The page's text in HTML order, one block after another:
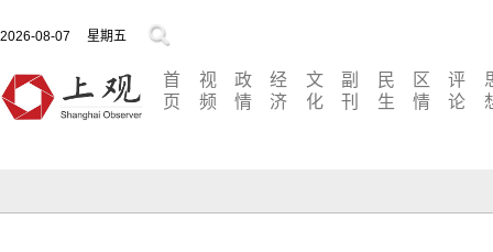
2026-08-07 星期五
首
页
视
频
政
情
经
济
文
化
副
刊
民
生
区
情
评
论